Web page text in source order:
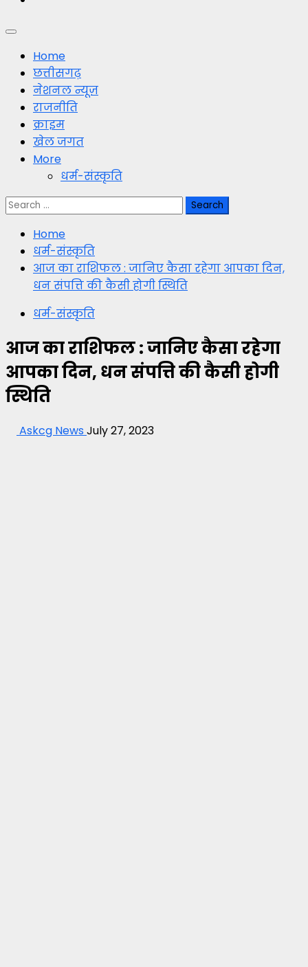
Primary
MenuHome
छत्तीसगढ़
नेशनल न्यूज़
राजनीति
क्राइम
खेल जगत
More
धर्म-संस्कृति
Search
Home
धर्म-संस्कृति
आज का राशिफल : जानिए कैसा रहेगा आपका दिन,
धन संपत्ति की कैसी होगी स्थिति
धर्म-संस्कृति
आज का राशिफल : जानिए कैसा रहेगा
आपका दिन, धन संपत्ति की कैसी होगी
स्थिति
Askcg NewsJuly 27, 2023